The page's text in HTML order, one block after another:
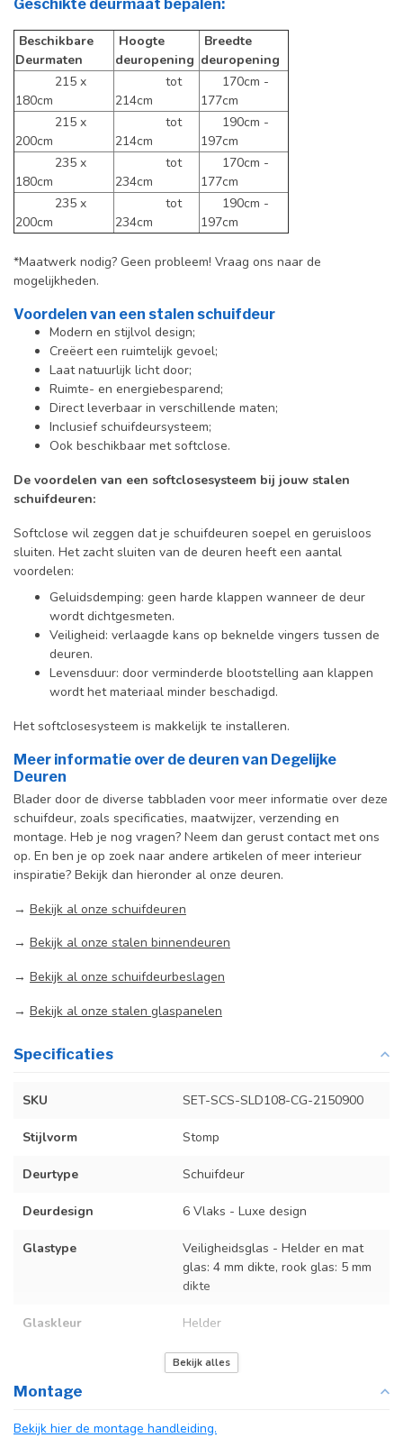
Geschikte deurmaat bepalen:
Beschikbare
Deurmaten
Hoogte
deuropening
Breedte
deuropening
215 x
180cm
tot
214cm
170cm -
177cm
215 x
200cm
tot
214cm
190cm -
197cm
235 x
180cm
tot
234cm
170cm -
177cm
235 x
200cm
tot
234cm
190cm -
197cm
*Maatwerk nodig? Geen probleem! Vraag ons naar de
mogelijkheden.
Voordelen van een stalen schuifdeur
Modern en stijlvol design;
Creëert een ruimtelijk gevoel;
Laat natuurlijk licht door;
Ruimte- en energiebesparend;
Direct leverbaar in verschillende maten;
Inclusief schuifdeursysteem;
Ook beschikbaar met softclose.
De voordelen van een softclosesysteem bij jouw stalen
schuifdeuren:
Softclose wil zeggen dat je schuifdeuren soepel en geruisloos
sluiten. Het zacht sluiten van de deuren heeft een aantal
voordelen:
Geluidsdemping: geen harde klappen wanneer de deur
wordt dichtgesmeten.
Veiligheid: verlaagde kans op beknelde vingers tussen de
deuren.
Levensduur: door verminderde blootstelling aan klappen
wordt het materiaal minder beschadigd.
Het softclosesysteem is makkelijk te installeren.
Meer informatie over de deuren van Degelijke
Deuren
Blader door de diverse tabbladen voor meer informatie over deze
schuifdeur, zoals specificaties, maatwijzer, verzending en
montage. Heb je nog vragen? Neem dan gerust contact met ons
op. En ben je op zoek naar andere artikelen of meer interieur
inspiratie? Bekijk dan hieronder al onze deuren.
→ Bekijk al onze schuifdeuren
→ Bekijk al onze stalen binnendeuren
→ Bekijk al onze schuifdeurbeslagen
→ Bekijk al onze stalen glaspanelen
Specificaties
SKU SET-SCS-SLD108-CG-2150900
Stijlvorm Stomp
Deurtype Schuifdeur
Deurdesign 6 Vlaks - Luxe design
Glastype
Veiligheidsglas - Helder en mat
glas: 4 mm dikte, rook glas: 5 mm
dikte
Glaskleur Helder
U kunt een tabel vinden met de
exacte deurmaten in de
Bekijk alles
Montage
Bekijk hier de montage handleiding.